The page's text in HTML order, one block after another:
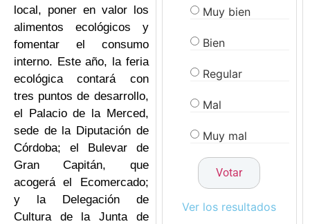
local, poner en valor los
alimentos ecológicos y
fomentar el consumo
interno. Este año, la feria
ecológica contará con
tres puntos de desarrollo,
el Palacio de la Merced,
sede de la Diputación de
Córdoba; el Bulevar de
Gran Capitán, que
acogerá el Ecomercado;
y la Delegación de
Cultura de la Junta de
Muy bien
Bien
Regular
Mal
Muy mal
Ver los resultados